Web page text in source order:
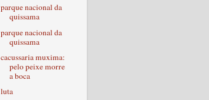
parque nacional da
quissama
parque nacional da
quissama
cacussaria muxima:
pelo peixe morre
a boca
luta